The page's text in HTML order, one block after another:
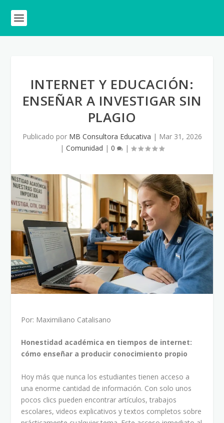
INTERNET Y EDUCACIÓN:
ENSEÑAR A INVESTIGAR SIN
PLAGIO
Publicado por MB Consultora Educativa | Mar 31, 2026
| Comunidad | 0 |
Por: Maximiliano Catalisano
Honestidad académica en tiempos de internet:
cómo enseñar a producir conocimiento propio
Hoy más que nunca los estudiantes tienen acceso a
una enorme cantidad de información. Con solo unos
pocos clics pueden encontrar artículos, trabajos
escolares, videos explicativos y textos completos sobre